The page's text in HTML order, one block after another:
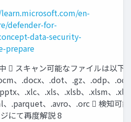
en-
defender-for-
data-security-
prepare
 スキャン可能なファイルは以下
、.docx、.dot、.gz、.odp、
、.xlc、.xls、.xlsb、.xlsm、
.parquet、.avro、.orc  検知可
にて再度解説 8